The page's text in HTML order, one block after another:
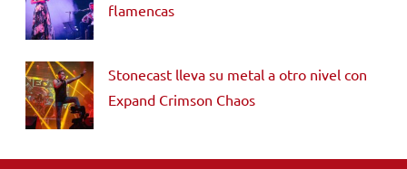
flamencas
Stonecast lleva su metal a otro nivel con
Expand Crimson Chaos